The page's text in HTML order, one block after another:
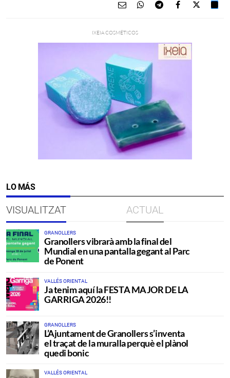
LO MÁS
VISUALITZAT ACTUAL
GRANOLLERS
Granollers vibrarà amb la final del
Mundial en una pantalla gegant al Parc
de Ponent
VALLÉS ORIENTAL
Ja tenim aquí la FESTA MAJOR DE LA
GARRIGA 2026!!
GRANOLLERS
L’Ajuntament de Granollers s’inventa
el traçat de la muralla perquè el plànol
quedi bonic
VALLÉS ORIENTAL